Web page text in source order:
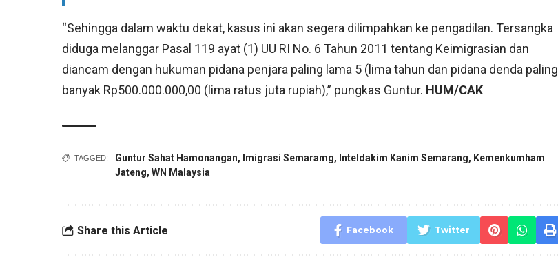
“Sehingga dalam waktu dekat, kasus ini akan segera dilimpahkan ke pengadilan. Tersangka
diduga melanggar Pasal 119 ayat (1) UU RI No. 6 Tahun 2011 tentang Keimigrasian dan
diancam dengan hukuman pidana penjara paling lama 5 (lima tahun dan pidana denda paling
banyak Rp500.000.000,00 (lima ratus juta rupiah),” pungkas Guntur. HUM/CAK
TAGGED: Guntur Sahat Hamonangan, Imigrasi Semaramg, Inteldakim Kanim Semarang, Kemenkumham
Jateng,WN Malaysia
Share this Article Facebook Twitter